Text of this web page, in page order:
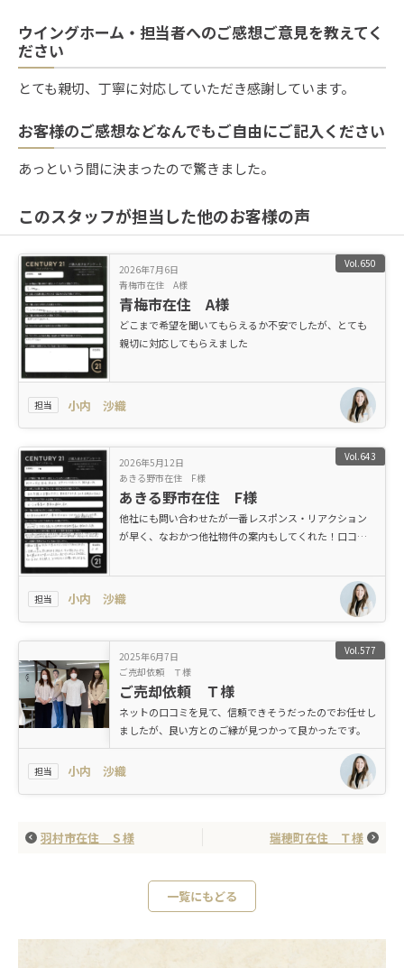
ウイングホーム・担当者へのご感想ご意見を教えてく
ださい
とても親切、丁寧に対応していただき感謝しています。
お客様のご感想などなんでもご自由にご記入ください
あっという間に決まったので驚きました。
このスタッフが担当した他のお客様の声
Vol.650
2026年7月6日
青梅市在住 A様
青梅市在住 A様
どこまで希望を聞いてもらえるか不安でしたが、とても
親切に対応してもらえました
担当 小内 沙織
Vol.643
2026年5月12日
あきる野市在住 F様
あきる野市在住 F様
他社にも問い合わせたが一番レスポンス・リアクション
が早く、なおかつ他社物件の案内もしてくれた！口コミ
担当 小内 沙織
Vol.577
2025年6月7日
ご売却依頼 Ｔ様
ご売却依頼 Ｔ様
ネットの口コミを見て、信頼できそうだったのでお任せし
ましたが、良い方とのご縁が見つかって良かったです。
担当 小内 沙織
羽村市在住 Ｓ様 瑞穂町在住 Ｔ様
一覧にもどる